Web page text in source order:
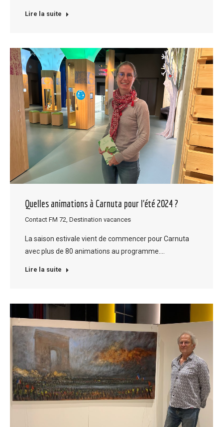
Lire la suite
Quelles animations à Carnuta pour l’été 2024 ?
Contact FM 72 Destination vacances
La saison estivale vient de commencer pour Carnuta
avec plus de 80 animations au programme.…
Lire la suite